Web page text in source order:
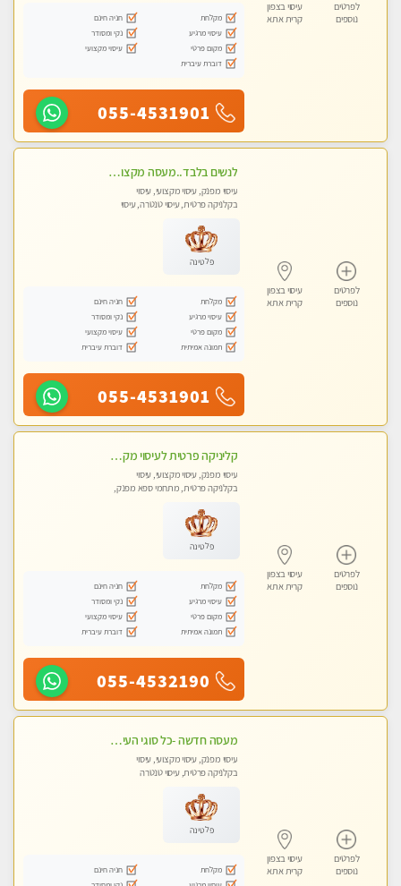
לפרטים
נוספים
עיסוי בצפון
קרית אתא
מקלחת
חניה חינם
עיסוי מרגיע
נקי ומסודר
מקום פרטי
עיסוי מקצועי
דוברת עיברית
055-4531901
לפרטים
נוספים
עיסוי בצפון
קרית אתא
לנשים בלבד..מעסה מקצועי לנשים בלבד לעיסוי מרגיע ומפנק VIP-מומלץ לחלוטין! פרטי! ​​​​​​
עיסוי מפנק, עיסוי מקצועי, עיסוי
בקלניקה פרטית, עיסוי טנטרה, עיסוי
פלטינה
מקלחת
חניה חינם
עיסוי מרגיע
נקי ומסודר
מקום פרטי
עיסוי מקצועי
תמונה אמיתית
דוברת עיברית
055-4531901
לפרטים
נוספים
עיסוי בצפון
קרית אתא
קליניקה פרטית לעיסוי מקצועי ואלטרנטיבי ברמה גבוהה VIP תתקשר ..... highly recommended..new in the city
עיסוי מפנק, עיסוי מקצועי, עיסוי
בקלניקה פרטית, מתחמי ספא מפנק,
טנטרה, עיסוי מגבר לגבר, עיסוי מגבר
לאישה
פלטינה
מקלחת
חניה חינם
עיסוי מרגיע
נקי ומסודר
מקום פרטי
עיסוי מקצועי
תמונה אמיתית
דוברת עיברית
055-4532190
לפרטים
נוספים
עיסוי בצפון
קרית אתא
מעסה חדשה -כל סוגי העיסויים מעסה מקצועית ואיכותית פרטי!!!מומלץ לחלוטין!!
עיסוי מפנק, עיסוי מקצועי, עיסוי
בקלניקה פרטית, עיסוי טנטרה
פלטינה
מקלחת
חניה חינם